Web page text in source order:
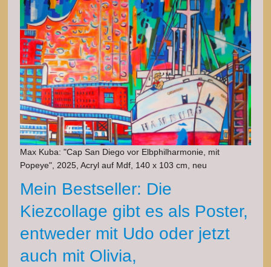
Max Kuba: "Cap San Diego vor Elbphilharmonie, mit
Popeye", 2025, Acryl auf Mdf, 140 x 103 cm, neu
Mein Bestseller: Die
Kiezcollage gibt es als Poster,
entweder mit Udo oder jetzt
auch mit Olivia,